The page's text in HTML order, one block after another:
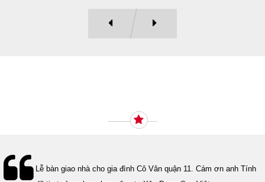
Lễ bàn giao nhà cho gia đình Cô Vân quận 11. Cám ơn anh Tính